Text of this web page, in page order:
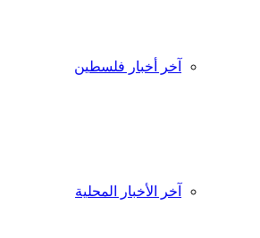
آخر أخبار فلسطين
آخر الأخبار المحلية